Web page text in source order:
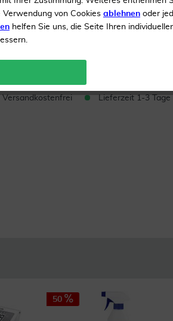
2 Jahre Garantie
Inhalt1 Stück
Versandkostenfrei Lieferzeit 1-3 Tage
50
Verwendung von Cookies ablehnen oder
helfen Sie uns, die Seite Ihren